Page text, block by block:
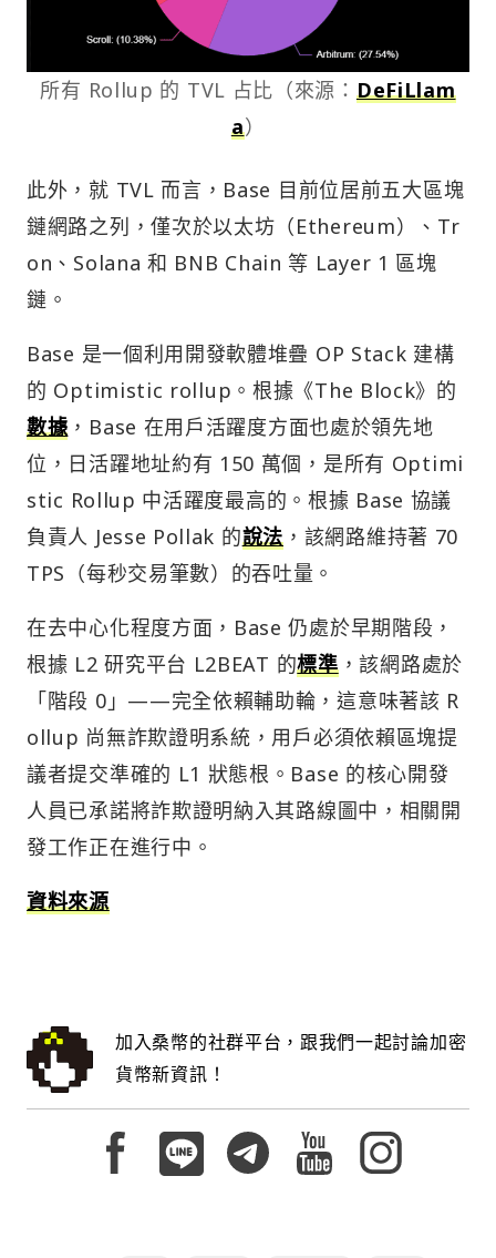
所有 Rollup 的 TVL 占比（來源： DeFiLlam
a）
此外，就 TVL 而言，Base 目前位居前五大區塊
鏈網路之列，僅次於以太坊（Ethereum）、Tr
on、Solana 和 BNB Chain 等 Layer 1 區塊
鏈。
Base 是一個利用開發軟體堆疊 OP Stack 建構
的 Optimistic rollup。根據《The Block》的
數據 ，Base 在用戶活躍度方面也處於領先地
位，日活躍地址約有 150 萬個，是所有 Optimi
stic Rollup 中活躍度最高的。根據 Base 協議
負責人 Jesse Pollak 的說法 ，該網路維持著 70
TPS（每秒交易筆數）的吞吐量。
在去中心化程度方面，Base 仍處於早期階段，
根據 L2 研究平台 L2BEAT 的標準，該網路處於
「階段 0」——完全依賴輔助輪，這意味著該 R
ollup 尚無詐欺證明系統，用戶必須依賴區塊提
議者提交準確的 L1 狀態根。Base 的核心開發
人員已承諾將詐欺證明納入其路線圖中，相關開
發工作正在進行中。
資料來源
加入桑幣的社群平台，跟我們一起討論加密
貨幣新資訊！